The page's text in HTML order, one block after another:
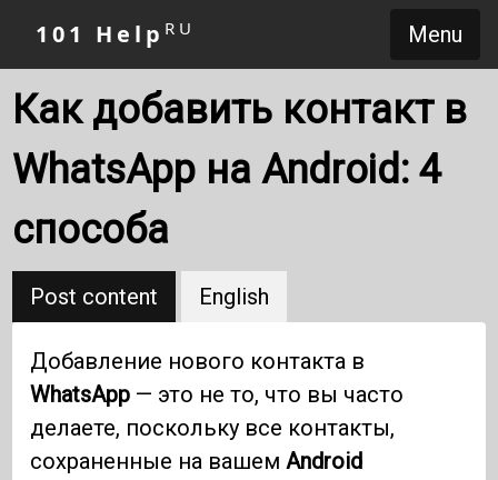
Menu
101 Help RU
Как добавить контакт в
WhatsApp на Android: 4
способа
Post content English
Добавление нового контакта в
WhatsApp — это не то, что вы часто
делаете, поскольку все контакты,
сохраненные на вашемAndroid